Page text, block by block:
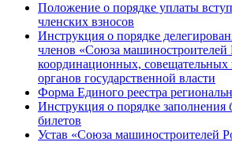
Положение о порядке уплаты
членских взносов
Инструкция о порядке
членов «Союза машиностроителей
координационных, совещательных
органов государственной власти
Форма Единого реестра
Инструкция о порядке заполнения
билетов
Устав «Союза машиностроителей